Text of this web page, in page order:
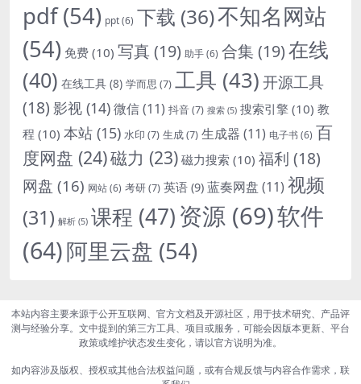
pdf(54) ppt(6) 下载 (36)不知名网站
(54) 免费 (10) 写真 (19) 助手(6) 合集 (19)在线
(40) 在线工具 (8) 学而思 (7) 工具 (43)开源工具
(18) 影视 (14)微信(11) 抖音(7) 搜索 (5) 搜索引擎 (10) 教
程 (10) 本站 (15) 水印 (7) 生成(7) 生成器 (11) 电子书(6) 百
度网盘 (24)磁力 (23) 磁力搜索 (10) 福利 (18)
网盘 (16) 网站(6) 考研(7) 英语 (9) 蓝奏网盘 (11) 视频
(31) 解析 (5) 课程 (47)资源 (69)软件
(64)阿里云盘 (54)
本站内容主要来源于公开互联网、官方文档及开源社区，用于技术研究、产品评
测与经验分享。文中提到的第三方工具、项目或服务，可能会因版本更新、平台
政策或维护状态发生变化，请以官方说明为准。
如内容涉及版权、授权或其他合法权益问题，或有合规反馈与内容合作需求，联